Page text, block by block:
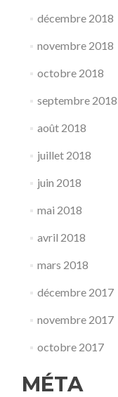
décembre 2018
novembre 2018
octobre 2018
septembre 2018
août 2018
juillet 2018
juin 2018
mai 2018
avril 2018
mars 2018
décembre 2017
novembre 2017
octobre 2017
MÉTA